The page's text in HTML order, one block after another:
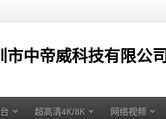
中帝威科技有限公司
超高清4K/8K 网络视频